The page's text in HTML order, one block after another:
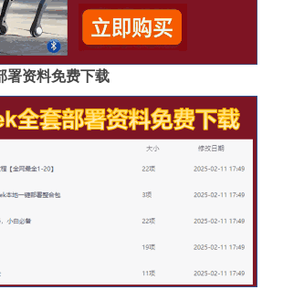
署资料免费下载